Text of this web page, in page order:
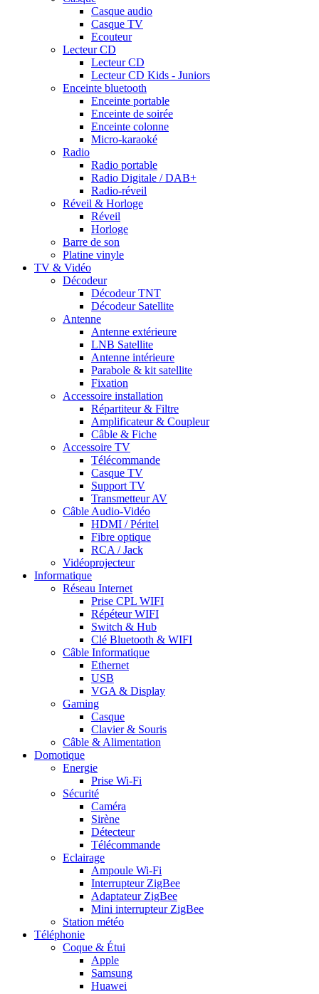
Casque audio
Casque TV
Ecouteur
Lecteur CD
Lecteur CD
Lecteur CD Kids - Juniors
Enceinte bluetooth
Enceinte portable
Enceinte de soirée
Enceinte colonne
Micro-karaoké
Radio
Radio portable
Radio Digitale / DAB+
Radio-réveil
Réveil & Horloge
Réveil
Horloge
Barre de son
Platine vinyle
TV & Vidéo
Décodeur
Décodeur TNT
Décodeur Satellite
Antenne
Antenne extérieure
LNB Satellite
Antenne intérieure
Parabole & kit satellite
Fixation
Accessoire installation
Répartiteur & Filtre
Amplificateur & Coupleur
Câble & Fiche
Accessoire TV
Télécommande
Casque TV
Support TV
Transmetteur AV
Câble Audio-Vidéo
HDMI / Péritel
Fibre optique
RCA / Jack
Vidéoprojecteur
Informatique
Réseau Internet
Prise CPL WIFI
Répéteur WIFI
Switch & Hub
Clé Bluetooth & WIFI
Câble Informatique
Ethernet
USB
VGA & Display
Gaming
Casque
Clavier & Souris
Câble & Alimentation
Domotique
Energie
Prise Wi-Fi
Sécurité
Caméra
Sirène
Détecteur
Télécommande
Eclairage
Ampoule Wi-Fi
Interrupteur ZigBee
Adaptateur ZigBee
Mini interrupteur ZigBee
Station météo
Téléphonie
Coque & Étui
Apple
Samsung
Huawei